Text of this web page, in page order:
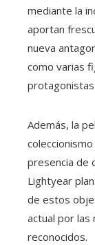
mediante la
aportan
nueva
como varias
Además, la
presencia de
Lightyear
de estos
actual por las
reconocidos.